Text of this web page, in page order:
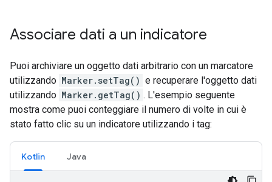
Associare dati a un indicatore
Puoi archiviare un oggetto dati arbitrario con un marcatore
utilizzando Marker.setTag() e recuperare l'oggetto dati
utilizzando Marker.getTag() . L'esempio seguente
mostra come puoi conteggiare il numero di volte in cui è
stato fatto clic su un indicatore utilizzando i tag:
Kotlin Java